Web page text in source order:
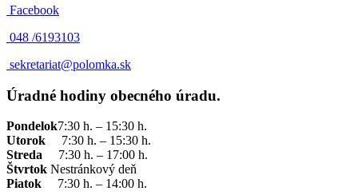
Facebook
048 /6193103
sekretariat@polomka.sk
Úradné hodiny obecného úradu.
Pondelok7:30 h. – 15:30 h.
Utorok 7:30 h. – 15:30 h.
Streda 7:30 h. – 17:00 h.
Štvrtok Nestránkový deň
Piatok
7:30 h. – 14:00 h.